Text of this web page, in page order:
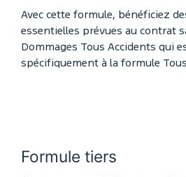
Avec cette formule, bénéficiez
essentielles prévues au contrat
Dommages Tous Accidents qui
spécifiquement à la formule
Formule tiers